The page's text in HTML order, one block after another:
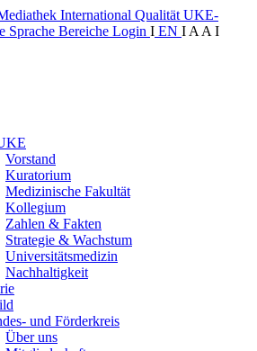
International Qualität UKE-
Sprache Bereiche Login I EN I A A I
Vorstand
Kuratorium
Medizinische Fakultät
Kollegium
Zahlen & Fakten
Strategie & Wachstum
Universitätsmedizin
Nachhaltigkeit
und Förderkreis
Über uns